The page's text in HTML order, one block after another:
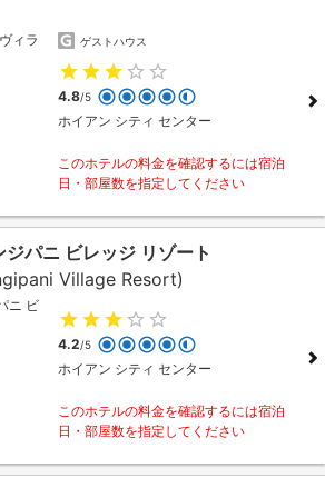
ゲストハウス
4.8/5
ホイアン シティ センター
このホテルの料金を確認するには宿泊
日・部屋数を指定してください
パニ ビレッジ リゾート
Village Resort)
4.2/5
ホイアン シティ センター
このホテルの料金を確認するには宿泊
日・部屋数を指定してください